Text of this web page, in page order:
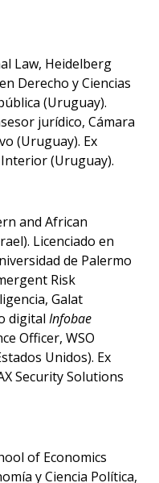
Law, Heidelberg
Derecho y Ciencias
(Uruguay).
jurídico, Cámara
(Uruguay). Ex
(Uruguay).
and African
Licenciado en
de Palermo
Risk
Galat
digital Infobae
Officer, WSO
Unidos). Ex
Security Solutions
of Economics
y Ciencia Política,